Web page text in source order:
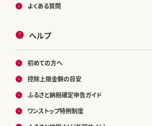
よくある質問
ヘルプ
初めての方へ
控除上限金額の目安
ふるさと納税確定申告ガイド
ワンストップ特例制度